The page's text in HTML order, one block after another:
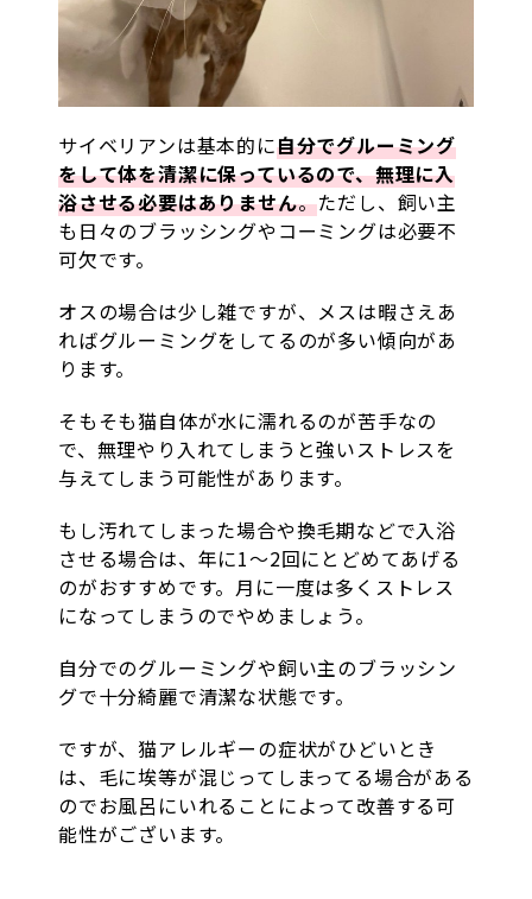
サイベリアンは基本的に自分でグルーミング
をして体を清潔に保っているので、無理に入
浴させる必要はありません。ただし、飼い主
も日々のブラッシングやコーミングは必要不
可欠です。
オスの場合は少し雑ですが、メスは暇さえあ
ればグルーミングをしてるのが多い傾向があ
ります。
そもそも猫自体が水に濡れるのが苦手なの
で、無理やり入れてしまうと強いストレスを
与えてしまう可能性があります。
もし汚れてしまった場合や換毛期などで入浴
させる場合は、年に1〜2回にとどめてあげる
のがおすすめです。月に一度は多くストレス
になってしまうのでやめましょう。
自分でのグルーミングや飼い主のブラッシン
グで十分綺麗で清潔な状態です。
ですが、猫アレルギーの症状がひどいとき
は、毛に埃等が混じってしまってる場合がある
のでお風呂にいれることによって改善する可
能性がございます。